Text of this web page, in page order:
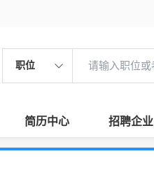
职位
简历中心 招聘企业